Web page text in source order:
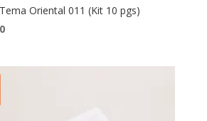
Oriental 011 (Kit 10 pgs)
O